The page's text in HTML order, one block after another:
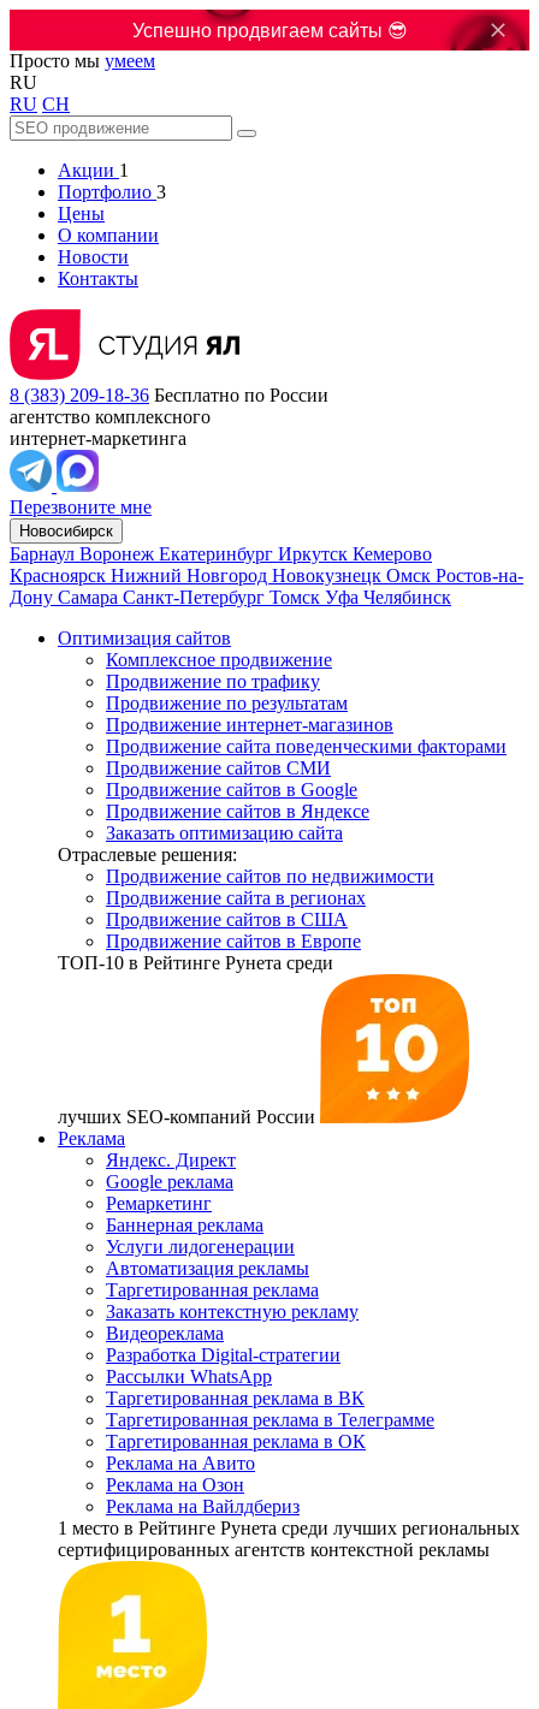
Успешно продвигаем сайты 😎
Просто мы умеем
RU
RU CH
Акции 1
Портфолио 3
Цены
О компании
Новости
Контакты
8 (383) 209-18-36 Бесплатно по России
агентство комплексного
интернет-маркетинга
Перезвоните мне
Новосибирск
Барнаул Воронеж Екатеринбург Иркутск Кемерово
Красноярск Нижний Новгород Новокузнецк Омск Ростов-на-
Дону Самара Санкт-Петербург Томск Уфа Челябинск
Оптимизация сайтов
Комплексное продвижение
Продвижение по трафику
Продвижение по результатам
Продвижение интернет-магазинов
Продвижение сайта поведенческими факторами
Продвижение сайтов СМИ
Продвижение сайтов в Google
Продвижение сайтов в Яндексе
Заказать оптимизацию сайта
Отраслевые решения:
Продвижение сайтов по недвижимости
Продвижение сайта в регионах
Продвижение сайтов в США
Продвижение сайтов в Европе
ТОП-10 в Рейтинге Рунета среди
лучших SEO-компаний России
Реклама
Яндекс. Директ
Google реклама
Ремаркетинг
Баннерная реклама
Услуги лидогенерации
Автоматизация рекламы
Таргетированная реклама
Заказать контекстную рекламу
Видеореклама
Разработка Digital-стратегии
Рассылки WhatsApp
Таргетированная реклама в ВК
Таргетированная реклама в Телеграмме
Таргетированная реклама в ОК
Реклама на Авито
Реклама на Озон
Реклама на Вайлдбериз
1 место в Рейтинге Рунета cреди лучших региональных
сертифицированных агентств контекстной рекламы